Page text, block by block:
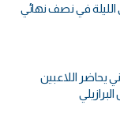
الليلة في نصف نهائي
يحاضر اللاعبين